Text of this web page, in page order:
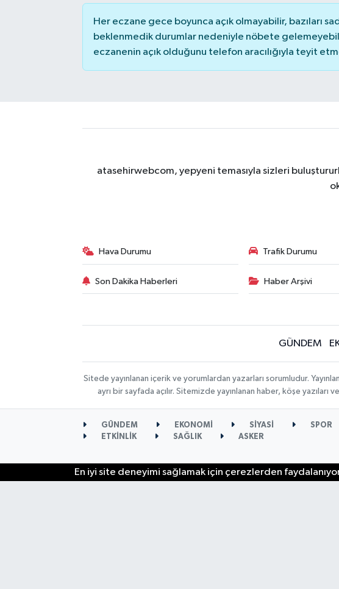
Her eczane gece boyunca açık olmayabilir, bazıları
beklenmedik durumlar nedeniyle nöbete
eczanenin açık olduğunu telefon aracılığıyla teyit
atasehirwebcom, yepyeni temasıyla sizleri
Hava Durumu Trafik Durumu
Son Dakika Haberleri Haber Arşivi
GÜNDEM
Sitede yayınlanan içerik ve yorumlardan yazarları sorumludur.
ayrı bir sayfada açılır. Sitemizde yayınlanan haber, köşe
GÜNDEM EKONOMİ SİYASİ SPOR
ETKİNLİK
SAĞLIK ASKER
En iyi site deneyimi sağlamak için çerezlerden